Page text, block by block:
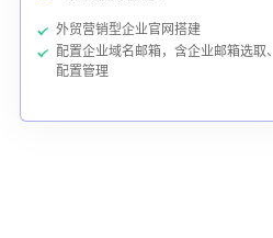
外贸营销型企业官网搭建
配置企业域名邮箱，含企业邮箱选取、
配置管理